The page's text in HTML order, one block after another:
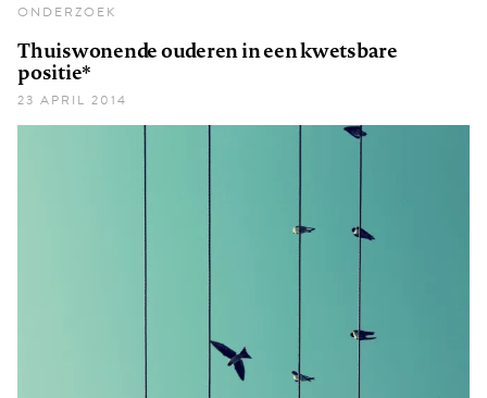
ONDERZOEK
Thuiswonende ouderen in een kwetsbare
positie*
23 APRIL 2014